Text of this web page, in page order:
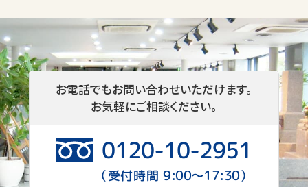
個人情報の利用目的について
弊社は、お客さまの個人情報につきま
して、以下の利用目的で取り扱いさせ
ていただきます。
墓地斡旋と墓石販売に関するご提
案と名義継承手続き
管理代行業務にかかる情報登録・
施設利用に関するお知らせ、及び
お電話でもお問い合わせいただけます。
お気軽にご相談ください。
0120-10-2951
（受付時間9:00〜17:30）